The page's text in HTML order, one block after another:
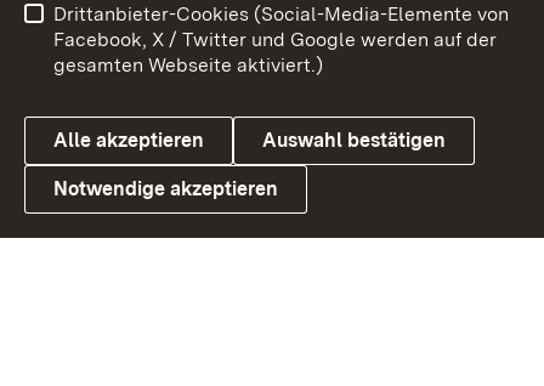
Link zum Landesportal
Barrierefreiheit
Datenschutz
Cookies
Drittanbieter-Cookies (Social-Media-Elemente von
Facebook, X / Twitter und Google werden auf der
gesamten Webseite aktiviert.)
Alle akzeptieren Auswahl bestätigen
Notwendige akzeptieren